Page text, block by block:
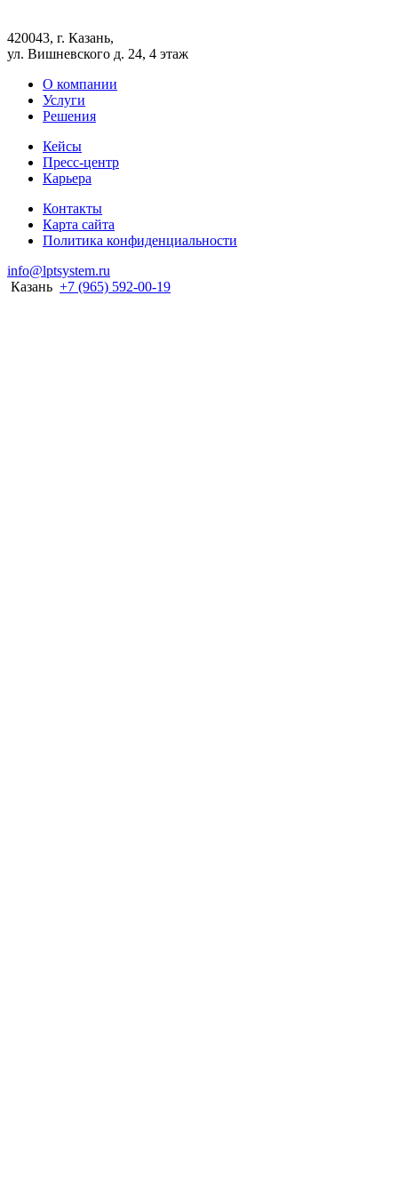
420043, г. Казань,
ул. Вишневского д. 24, 4 этаж
О компании
Услуги
Решения
Кейсы
Пресс-центр
Карьера
Контакты
Карта сайта
Политика конфиденциальности
info@lptsystem.ru
Казань +7 (965) 592-00-19